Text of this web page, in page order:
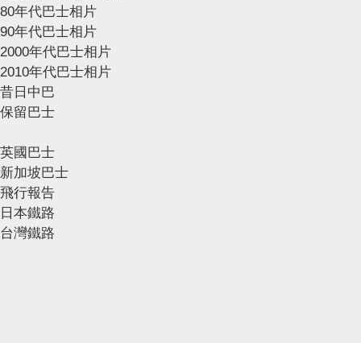
80年代巴士相片
90年代巴士相片
2000年代巴士相片
2010年代巴士相片
昔日中巴
保留巴士
英國巴士
新加坡巴士
飛行報告
日本鐵路
台灣鐵路